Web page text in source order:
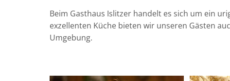
Beim Gasthaus Islitzer handelt es sich um ein
exzellenten Küche bieten wir unseren Gästen
Umgebung.